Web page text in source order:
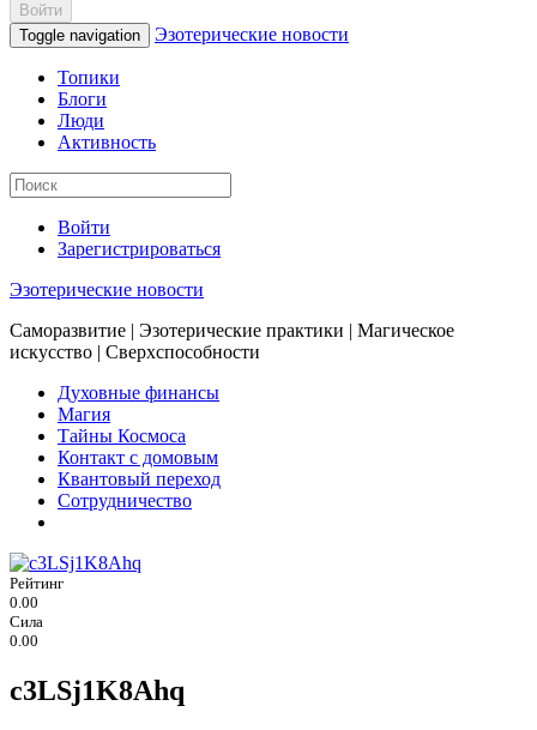
Войти
Toggle navigation
Эзотерические новости
Топики
Блоги
Люди
Активность
Войти
Зарегистрироваться
Эзотерические новости
Саморазвитие | Эзотерические практики | Магическое
искусство | Сверхспособности
Духовные финансы
Магия
Тайны Космоса
Контакт с домовым
Квантовый переход
Сотрудничество
Рейтинг
0.00
Сила
0.00
c3LSj1K8Ahq